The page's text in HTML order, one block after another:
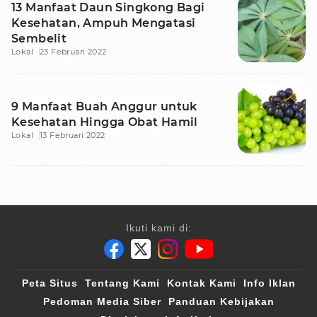
13 Manfaat Daun Singkong Bagi
Kesehatan, Ampuh Mengatasi
Sembelit
Lokal 23 Februari 2022
9 Manfaat Buah Anggur untuk
Kesehatan Hingga Obat Hamil
Lokal 13 Februari 2022
Ikuti kami di:
Peta Situs Tentang Kami Kontak Kami
Info Iklan
Pedoman Media Siber
Panduan Kebijakan